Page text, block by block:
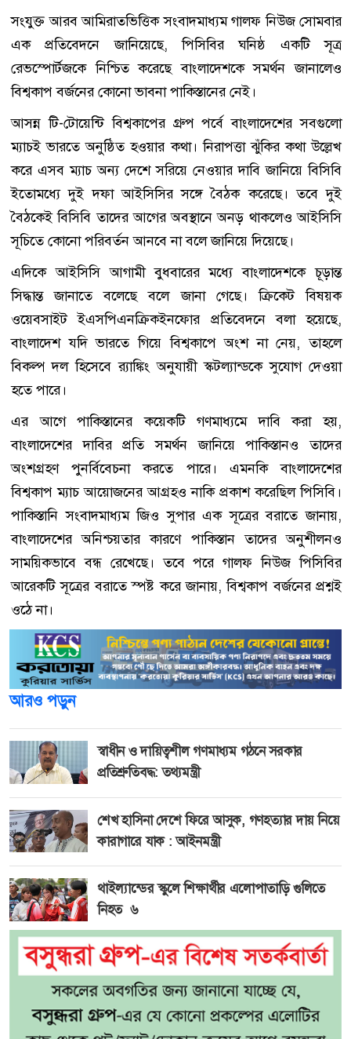
সংযুক্ত আরব আমিরাতভিত্তিক সংবাদমাধ্যম গালফ নিউজ সোমবার
এক প্রতিবেদনে জানিয়েছে, পিসিবির ঘনিষ্ঠ একটি সূত্র
রেভস্পোর্টজকে নিশ্চিত করেছে বাংলাদেশকে সমর্থন জানালেও
বিশ্বকাপ বর্জনের কোনো ভাবনা পাকিস্তানের নেই।
আসন্ন টি-টোয়েন্টি বিশ্বকাপের গ্রুপ পর্বে বাংলাদেশের সবগুলো
ম্যাচই ভারতে অনুষ্ঠিত হওয়ার কথা। নিরাপত্তা ঝুঁকির কথা উল্লেখ
করে এসব ম্যাচ অন্য দেশে সরিয়ে নেওয়ার দাবি জানিয়ে বিসিবি
ইতোমধ্যে দুই দফা আইসিসির সঙ্গে বৈঠক করেছে। তবে দুই
বৈঠকেই বিসিবি তাদের আগের অবস্থানে অনড় থাকলেও আইসিসি
সূচিতে কোনো পরিবর্তন আনবে না বলে জানিয়ে দিয়েছে।
এদিকে আইসিসি আগামী বুধবারের মধ্যে বাংলাদেশকে চূড়ান্ত
সিদ্ধান্ত জানাতে বলেছে বলে জানা গেছে। ক্রিকেট বিষয়ক
ওয়েবসাইট ইএসপিএনক্রিকইনফোর প্রতিবেদনে বলা হয়েছে,
বাংলাদেশ যদি ভারতে গিয়ে বিশ্বকাপে অংশ না নেয়, তাহলে
বিকল্প দল হিসেবে র‍্যাঙ্কিং অনুযায়ী স্কটল্যান্ডকে সুযোগ দেওয়া
হতে পারে।
এর আগে পাকিস্তানের কয়েকটি গণমাধ্যমে দাবি করা হয়,
বাংলাদেশের দাবির প্রতি সমর্থন জানিয়ে পাকিস্তানও তাদের
অংশগ্রহণ পুনর্বিবেচনা করতে পারে। এমনকি বাংলাদেশের
বিশ্বকাপ ম্যাচ আয়োজনের আগ্রহও নাকি প্রকাশ করেছিল পিসিবি।
পাকিস্তানি সংবাদমাধ্যম জিও সুপার এক সূত্রের বরাতে জানায়,
বাংলাদেশের অনিশ্চয়তার কারণে পাকিস্তান তাদের অনুশীলনও
সাময়িকভাবে বন্ধ রেখেছে। তবে পরে গালফ নিউজ পিসিবির
আরেকটি সূত্রের বরাতে স্পষ্ট করে জানায়, বিশ্বকাপ বর্জনের প্রশ্নই
ওঠে না।
আরও পড়ুন
স্বাধীন ও দায়িত্বশীল গণমাধ্যম গঠনে সরকার
প্রতিশ্রুতিবদ্ধ: তথ্যমন্ত্রী
শেখ হাসিনা দেশে ফিরে আসুক, গণহত্যার দায় নিয়ে
কারাগারে যাক : আইনমন্ত্রী
থাইল্যান্ডের স্কুলে শিক্ষার্থীর এলোপাতাড়ি গুলিতে
নিহত ৬